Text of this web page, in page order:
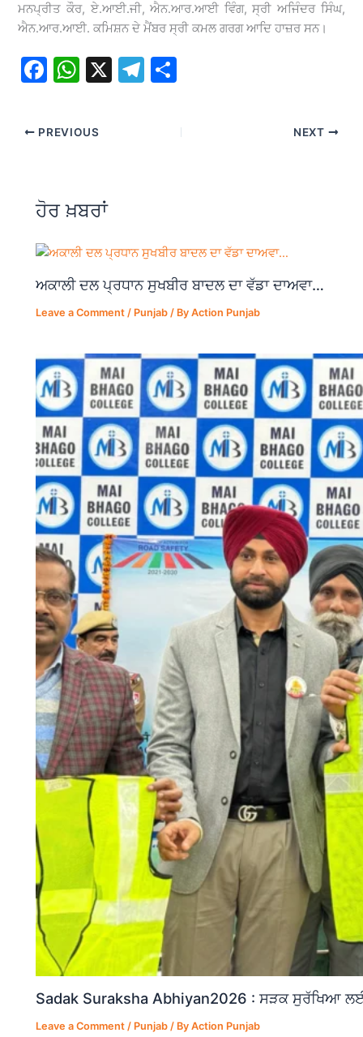
ਮਨਪ੍ਰੀਤ ਕੌਰ, ਏ.ਆਈ.ਜੀ, ਐਨ.ਆਰ.ਆਈ ਵਿੰਗ, ਸ੍ਰੀ ਅਜਿੰਦਰ ਸਿੰਘ,
ਐਨ.ਆਰ.ਆਈ. ਕਮਿਸ਼ਨ ਦੇ ਮੈਂਬਰ ਸ੍ਰੀ ਕਮਲ ਗਰਗ ਆਦਿ ਹਾਜ਼ਰ ਸਨ।
F
c
o
o
k
W
at
p
p
X
T
ar
e
PREVIOUS NEXT
ਹੋਰ ਖ਼ਬਰਾਂ
ਅਕਾਲੀ ਦਲ ਪ੍ਰਧਾਨ ਸੁਖਬੀਰ ਬਾਦਲ ਦਾ ਵੱਡਾ ਦਾਅਵਾ…
Leave a Comment / Punjab / ByAction Punjab
Sadak Suraksha Abhiyan2026 : ਸੜਕ ਸੁਰੱਖਿਆ
Leave a Comment / Punjab / ByAction Punjab